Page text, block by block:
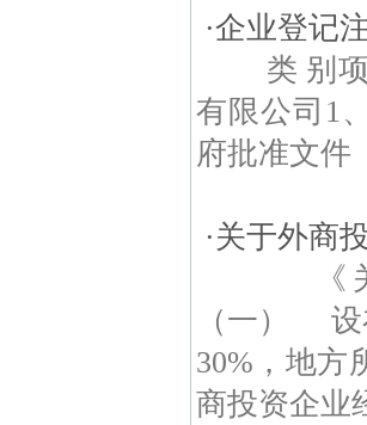
·企业登记
类 别项
有限公司1
府批准文件
·关于外商
《关于
（一） 设
30%，地方
商投资企业